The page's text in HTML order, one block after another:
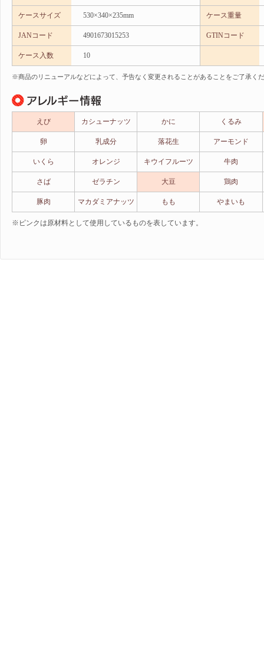
ケースサイズ 530×340×235mm ケース重量
JANコード 4901673015253 GTINコード
ケース入数 10
※商品のリニューアルなどによって、予告なく変更されることがあることをご了承く
えび カシューナッツ かに くるみ
卵 乳成分 落花生 アーモンド
いくら オレンジ キウイフルーツ 牛肉
さば ゼラチン 大豆 鶏肉
豚肉 マカダミアナッツ もも やまいも
※ピンクは原材料として使用しているものを表しています。